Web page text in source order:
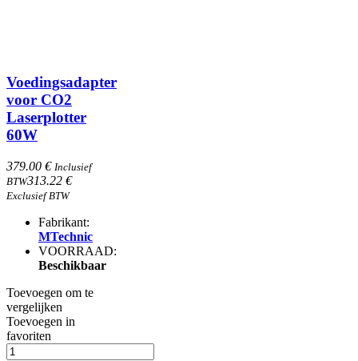
Voedingsadapter
voor CO2
Laserplotter
60W
379.00 € Inclusief
BTW313.22 €
Exclusief BTW
Fabrikant:
MTechnic
VOORRAAD:
Beschikbaar
Toevoegen om te
vergelijken
Toevoegen in
favoriten